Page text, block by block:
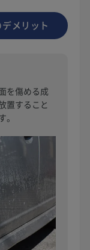
デメリット
を傷める成
置すること